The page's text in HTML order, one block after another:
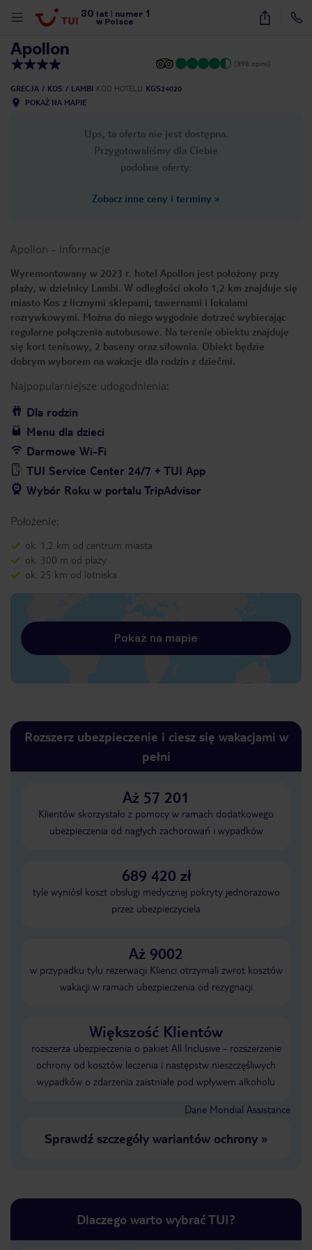
30 lat numer 1
w Polsce
42
Apollon
(898 opinii)
GRECJA KOS LAMBI KOD HOTELU KGS24020
POKAŻ NA MAPIE
Ups, ta oferta nie jest dostępna.
Przygotowaliśmy dla Ciebie
podobne oferty:
Zobacz inne ceny i terminy »
Apollon - informacje
Wyremontowany w 2023 r. hotel Apollon jest położony przy
plaży, w dzielnicy Lambi. W odległości około 1,2 km znajduje się
miasto Kos z licznymi sklepami, tawernami i lokalami
rozrywkowymi. Można do niego wygodnie dotrzeć wybierając
regularne połączenia autobusowe. Na terenie obiektu znajduje
się kort tenisowy, 2 baseny oraz siłownia. Obiekt będzie
dobrym wyborem na wakacje dla rodzin z dziećmi.
Najpopularniejsze udogodnienia:
Dla rodzin
Menu dla dzieci
Darmowe Wi-Fi
TUI Service Center 24/7 + TUI App
Wybór Roku w portalu TripAdvisor
Położenie:
ok. 1,2 km od centrum miasta
ok. 300 m od plaży
ok. 25 km od lotniska
Pokaż na mapie
Rozszerz ubezpieczenie i ciesz się wakacjami w
pełni
Aż 57 201
Klientów skorzystało z pomocy w ramach dodatkowego
ubezpieczenia od nagłych zachorowań i wypadków
689 420 zł
tyle wyniósł koszt obsługi medycznej pokryty jednorazowo
przez ubezpieczyciela
Aż 9002
w przypadku tylu rezerwacji Klienci otrzymali zwrot kosztów
wakacji w ramach ubezpieczenia od rezygnacji
Większość Klientów
rozszerza ubezpieczenia o pakiet All Inclusive - rozszerzenie
ochrony od kosztów leczenia i następstw nieszczęśliwych
wypadków o zdarzenia zaistniałe pod wpływem alkoholu
Dane Mondial Assistance
Sprawdź szczegóły wariantów ochrony»
Dlaczego warto wybrać TUI?